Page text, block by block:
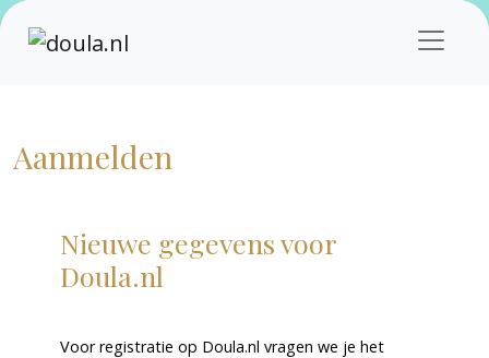
Aanmelden
Nieuwe gegevens voor
Doula.nl
Voor registratie op Doula.nl vragen we je het